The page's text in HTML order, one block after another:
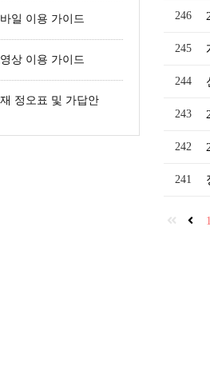
246
245
244
243
242
241
일 이용 가이드
상 이용 가이드
정오표 및 가답안